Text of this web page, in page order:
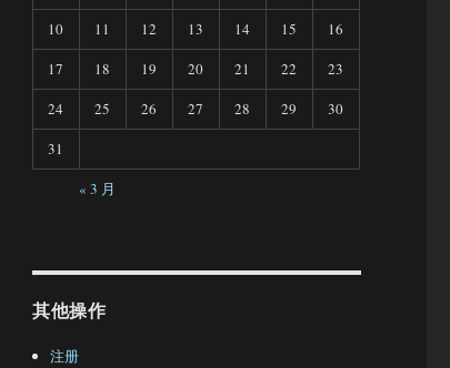
10
11 12 13 14 15
16
17
18 19 20 21 22
23
24
25 26 27 28 29
30
31
« 3 月
其他操作
注册